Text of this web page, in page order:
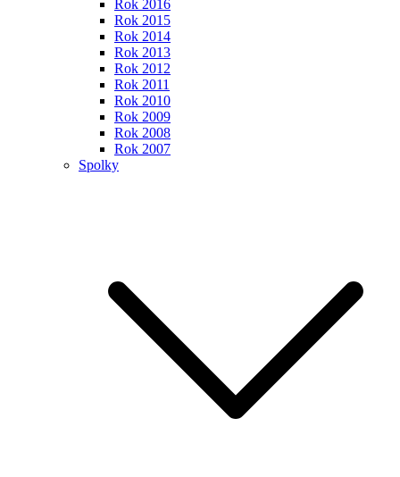
Rok 2016
Rok 2015
Rok 2014
Rok 2013
Rok 2012
Rok 2011
Rok 2010
Rok 2009
Rok 2008
Rok 2007
Spolky